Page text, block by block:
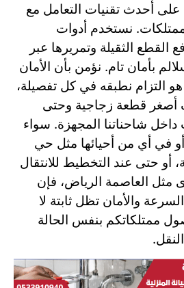
أحدث تقنيات التعامل مع
نستخدم أدوات
الثقيلة وتمريرها عبر
بأمان تام. نؤمن بأن الأمان
التزام نطبقه في كل تفصيلة،
أصغر قطعة زجاجية وحتى
داخل شاحناتنا المجهزة. سواء
في أي من أحيائها مثل حي
أو حتى عند التخطيط للانتقال
مثل العاصمة الرياض، فإن
والأمان تظل ثابتة لا
ممتلكاتكم بنفس الحالة